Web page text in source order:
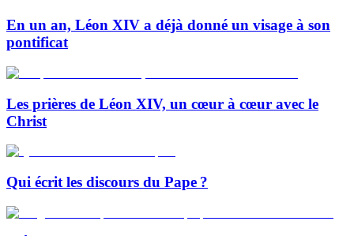
En un an, Léon XIV a déjà donné un visage à son
pontificat
Les prières de Léon XIV, un cœur à cœur avec le
Christ
Qui écrit les discours du Pape ?